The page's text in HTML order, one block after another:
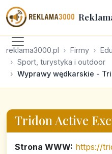
reklama3000.pl Firmy
Sport, turystyka i outdoor
Wyprawy wędkarskie -
Tridon Active
Strona WWW: https://